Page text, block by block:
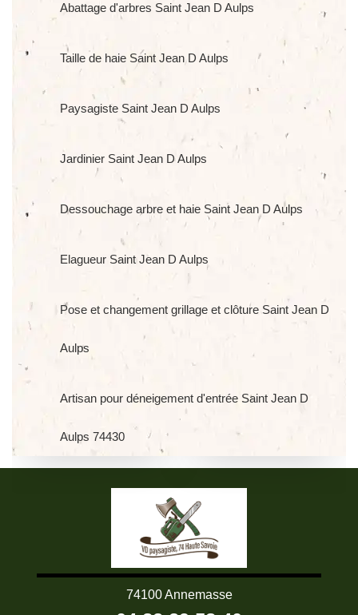
Abattage d'arbres Saint Jean D Aulps
Taille de haie Saint Jean D Aulps
Paysagiste Saint Jean D Aulps
Jardinier Saint Jean D Aulps
Dessouchage arbre et haie Saint Jean D Aulps
Elagueur Saint Jean D Aulps
Pose et changement grillage et clôture Saint Jean D
Aulps
Artisan pour déneigement d'entrée Saint Jean D
Aulps 74430
74100 Annemasse